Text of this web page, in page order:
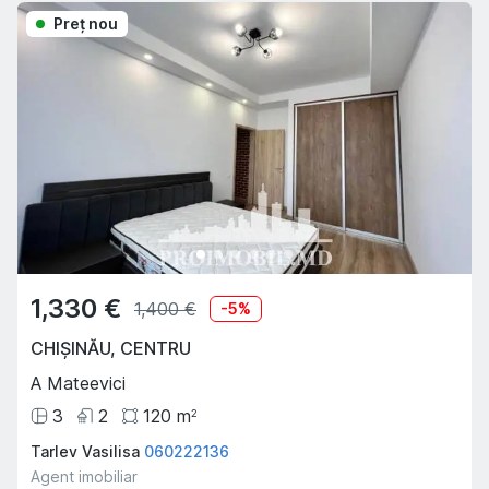
Preţ nou
1,330 € 1,400 € -5%
CHIȘINĂU, CENTRU
A Mateevici
3
2 120 m2
Tarlev Vasilisa 060222136
Agent imobiliar